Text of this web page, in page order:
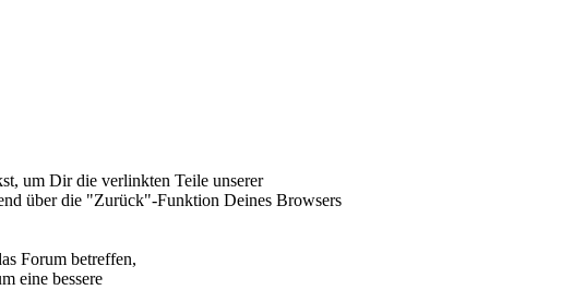
um Dir die verlinkten Teile unserer
über die "Zurück"-Funktion Deines Browsers
Forum betreffen,
eine bessere